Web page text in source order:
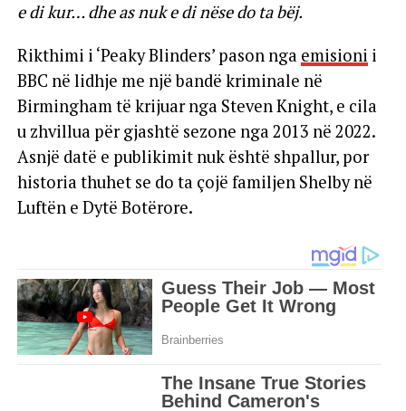
e di kur… dhe as nuk e di nëse do ta bëj.
Rikthimi i ‘Peaky Blinders’ pason nga emisioni i
BBC në lidhje me një bandë kriminale në
Birmingham të krijuar nga Steven Knight, e cila
u zhvillua për gjashtë sezone nga 2013 në 2022.
Asnjë datë e publikimit nuk është shpallur, por
historia thuhet se do ta çojë familjen Shelby në
Luftën e Dytë Botërore.